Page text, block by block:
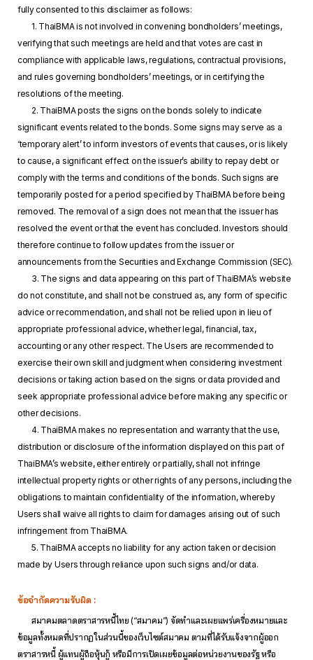
fully consented to this disclaimer as follows:
1. ThaiBMA is not involved in convening bondholders’ meetings,
verifying that such meetings are held and that votes are cast in
compliance with applicable laws, regulations, contractual provisions,
and rules governing bondholders’ meetings, or in certifying the
resolutions of the meeting.
2. ThaiBMA posts the signs on the bonds solely to indicate
significant events related to the bonds. Some signs may serve as a
‘temporary alert’ to inform investors of events that causes, or is likely
to cause, a significant effect on the issuer’s ability to repay debt or
comply with the terms and conditions of the bonds. Such signs are
temporarily posted for a period specified by ThaiBMA before being
removed. The removal of a sign does not mean that the issuer has
resolved the event or that the event has concluded. Investors should
therefore continue to follow updates from the issuer or
announcements from the Securities and Exchange Commission (SEC).
3. The signs and data appearing on this part of ThaiBMA’s website
do not constitute, and shall not be construed as, any form of specific
advice or recommendation, and shall not be relied upon in lieu of
appropriate professional advice, whether legal, financial, tax,
accounting or any other respect. The Users are recommended to
exercise their own skill and judgment when considering investment
decisions or taking action based on the signs or data provided and
seek appropriate professional advice before making any specific or
other decisions.
4. ThaiBMA makes no representation and warranty that the use,
distribution or disclosure of the information displayed on this part of
ThaiBMA’s website, either entirely or partially, shall not infringe
intellectual property rights or other rights of any persons, including the
obligations to maintain confidentiality of the information, whereby
Users shall waive all rights to claim for damages arising out of such
infringement from ThaiBMA.
5. ThaiBMA accepts no liability for any action taken or decision
made by Users through reliance upon such signs and/or data.
ข้อจำกัดความรับผิด :
สมาคมตลาดตราสารหนี้ไทย (“สมาคม”) จัดทำและเผยแพร่เครื่องหมายและ
ข้อมูลทั้งหมดที่ปรากฏในส่วนนี้ของเว็บไซต์สมาคม ตามที่ได้รับแจ้งจากผู้ออก
ตราสารหนี้ ผู้แทนผู้ถือหุ้นกู้ หรือมีการเปิดเผยข้อมูลต่อหน่วยงานของรัฐ หรือ